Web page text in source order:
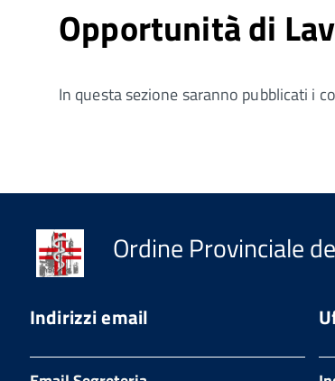
Opportunità di
In questa sezione saranno pubblicati i
Ordine Provinciale
Indirizzi email